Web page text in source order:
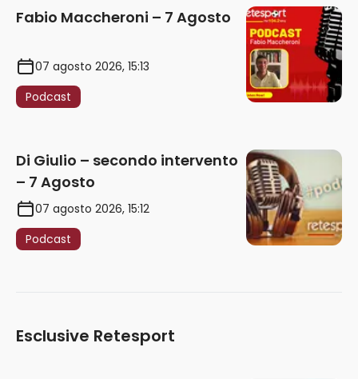
Fabio Maccheroni – 7 Agosto
07 agosto 2026, 15:13
Podcast
Di Giulio – secondo intervento
– 7 Agosto
07 agosto 2026, 15:12
Podcast
Esclusive Retesport